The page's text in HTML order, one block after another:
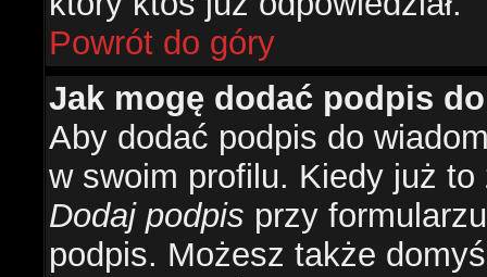
Powrót do góry
Jak mogę dodać podpis
Aby dodać podpis do
w swoim profilu. Kiedy już
Dodaj podpis przy
podpis. Możesz także